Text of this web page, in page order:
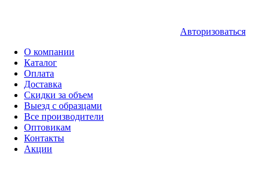
Авторизоваться
О компании
Каталог
Оплата
Доставка
Скидки за объем
Выезд с образцами
Все производители
Оптовикам
Контакты
Акции